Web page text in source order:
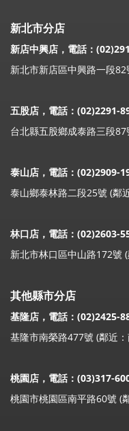
新北市分店
新店中興店，電話：
新北市新店區中興路一段82
五股店，電話：(02)2291-
台北縣五股鄉成泰路三段
泰山店，電話：(02)2909-
泰山鄉泰林路二段25號 (鄰
林口店，電話：(02)2603-
新北市林口區中山路172號
其他縣市分店
基隆店，電話：(02)2425-
基隆市南榮路477號 (鄰近
桃園店，電話：(03)317-
桃園市桃園區南平路60號 (